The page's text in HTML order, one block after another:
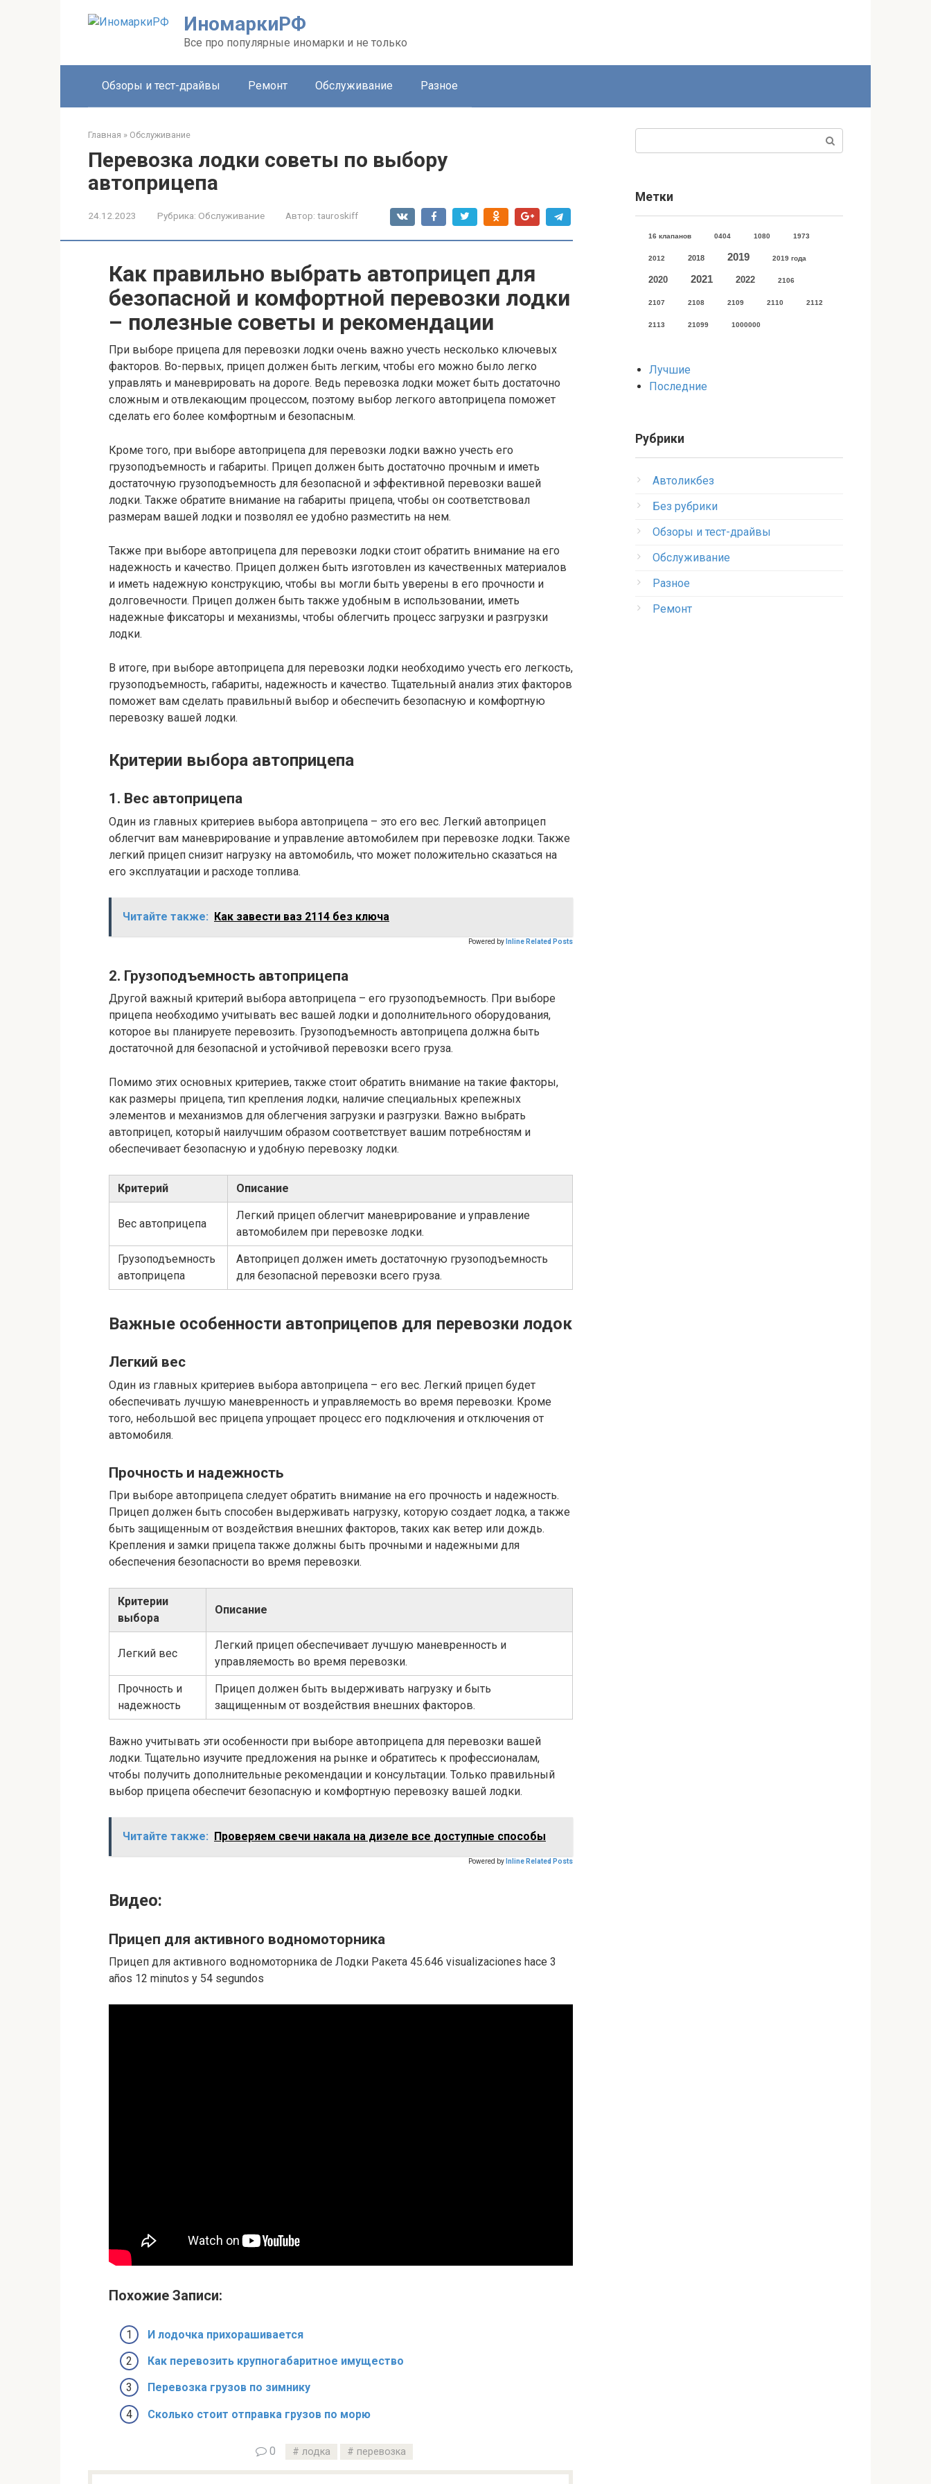
ИномаркиРФ
Все про популярные иномарки и не только
Обзоры и тест-драйвы Ремонт Обслуживание Разное
Главная » Обслуживание
Перевозка лодки советы по выбору
автоприцепа
24.12.2023 Рубрика: Обслуживание Автор: tauroskiff
Как правильно выбрать автоприцеп для
безопасной и комфортной перевозки лодки
– полезные советы и рекомендации
При выборе прицепа для перевозки лодки очень важно учесть несколько ключевых
факторов. Во-первых, прицеп должен быть легким, чтобы его можно было легко
управлять и маневрировать на дороге. Ведь перевозка лодки может быть достаточно
сложным и отвлекающим процессом, поэтому выбор легкого автоприцепа поможет
сделать его более комфортным и безопасным.
Кроме того, при выборе автоприцепа для перевозки лодки важно учесть его
грузоподъемность и габариты. Прицеп должен быть достаточно прочным и иметь
достаточную грузоподъемность для безопасной и эффективной перевозки вашей
лодки. Также обратите внимание на габариты прицепа, чтобы он соответствовал
размерам вашей лодки и позволял ее удобно разместить на нем.
Также при выборе автоприцепа для перевозки лодки стоит обратить внимание на его
надежность и качество. Прицеп должен быть изготовлен из качественных материалов
и иметь надежную конструкцию, чтобы вы могли быть уверены в его прочности и
долговечности. Прицеп должен быть также удобным в использовании, иметь
надежные фиксаторы и механизмы, чтобы облегчить процесс загрузки и разгрузки
лодки.
В итоге, при выборе автоприцепа для перевозки лодки необходимо учесть его легкость,
грузоподъемность, габариты, надежность и качество. Тщательный анализ этих факторов
поможет вам сделать правильный выбор и обеспечить безопасную и комфортную
перевозку вашей лодки.
Критерии выбора автоприцепа
1. Вес автоприцепа
Один из главных критериев выбора автоприцепа – это его вес. Легкий автоприцеп
облегчит вам маневрирование и управление автомобилем при перевозке лодки. Также
легкий прицеп снизит нагрузку на автомобиль, что может положительно сказаться на
его эксплуатации и расходе топлива.
Читайте также: Как завести ваз 2114 без ключа
Powered by Inline Related Posts
2. Грузоподъемность автоприцепа
Другой важный критерий выбора автоприцепа – его грузоподъемность. При выборе
прицепа необходимо учитывать вес вашей лодки и дополнительного оборудования,
которое вы планируете перевозить. Грузоподъемность автоприцепа должна быть
достаточной для безопасной и устойчивой перевозки всего груза.
Помимо этих основных критериев, также стоит обратить внимание на такие факторы,
как размеры прицепа, тип крепления лодки, наличие специальных крепежных
элементов и механизмов для облегчения загрузки и разгрузки. Важно выбрать
автоприцеп, который наилучшим образом соответствует вашим потребностям и
обеспечивает безопасную и удобную перевозку лодки.
Критерий Описание
Вес автоприцепа
Легкий прицеп облегчит маневрирование и управление
автомобилем при перевозке лодки.
Грузоподъемность
автоприцепа
Автоприцеп должен иметь достаточную грузоподъемность
для безопасной перевозки всего груза.
Важные особенности автоприцепов для перевозки лодок
Легкий вес
Один из главных критериев выбора автоприцепа – его вес. Легкий прицеп будет
обеспечивать лучшую маневренность и управляемость во время перевозки. Кроме
того, небольшой вес прицепа упрощает процесс его подключения и отключения от
автомобиля.
Прочность и надежность
При выборе автоприцепа следует обратить внимание на его прочность и надежность.
Прицеп должен быть способен выдерживать нагрузку, которую создает лодка, а также
быть защищенным от воздействия внешних факторов, таких как ветер или дождь.
Крепления и замки прицепа также должны быть прочными и надежными для
обеспечения безопасности во время перевозки.
Критерии
выбора
Описание
Легкий вес
Легкий прицеп обеспечивает лучшую маневренность и
управляемость во время перевозки.
Прочность и
надежность
Прицеп должен быть выдерживать нагрузку и быть
защищенным от воздействия внешних факторов.
Важно учитывать эти особенности при выборе автоприцепа для перевозки вашей
лодки. Тщательно изучите предложения на рынке и обратитесь к профессионалам,
чтобы получить дополнительные рекомендации и консультации. Только правильный
выбор прицепа обеспечит безопасную и комфортную перевозку вашей лодки.
Читайте также: Проверяем свечи накала на дизеле все доступные способы
Powered by Inline Related Posts
Видео:
Прицеп для активного водномоторника
Прицеп для активного водномоторника de Лодки Ракета 45.646 visualizaciones hace 3
años 12 minutos y 54 segundos
Похожие Записи:
И лодочка прихорашивается
Как перевозить крупногабаритное имущество
Перевозка грузов по зимнику
Сколько стоит отправка грузов по морю
0 лодка перевозка
Метки
16 клапанов 0404 1080 1973
2012 2018 2019 2019 года
2020 2021 2022 2106
2107 2108 2109 2110 2112
2113 21099 1000000
Лучшие
Последние
Рубрики
Автоликбез
Без рубрики
Обзоры и тест-драйвы
Обслуживание
Разное
Ремонт